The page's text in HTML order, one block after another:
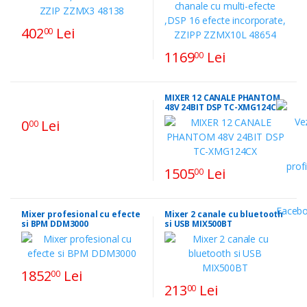
40200 Lei
116900 Lei
000Lei
MIXER 12 CANALE PHANTOM
48V 24BIT DSP TC-XMG124CX
150500 Lei
Mixer profesional cu efecte
si BPM DDM3000
185200 Lei
Mixer 2 canale cu bluetooth
si USB MIX500BT
21300 Lei